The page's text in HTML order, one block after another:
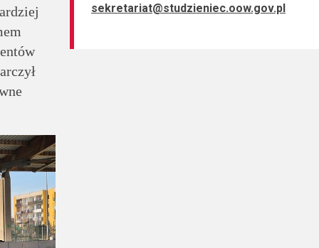
sekretariat@studzieniec.oow.gov.pl